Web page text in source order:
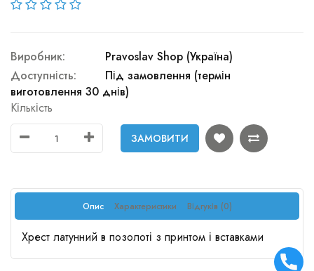
Виробник:
Pravoslav Shop (Україна)
Доступність:
Під замовлення (термін
виготовлення 30 днів)
Кількість
ЗАМОВИТИ
Опис Характеристики Відгуків (0)
Хрест латунний в позолоті з принтом і вставками